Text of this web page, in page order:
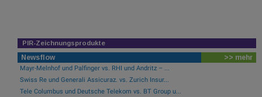
PIR-Zeichnungsprodukte
Newsflow >> mehr
Mayr-Melnhof und Palfinger vs. RHI und Andritz – ...
Swiss Re und Generali Assicuraz. vs. Zurich Insur...
Tele Columbus und Deutsche Telekom vs. BT Group u...